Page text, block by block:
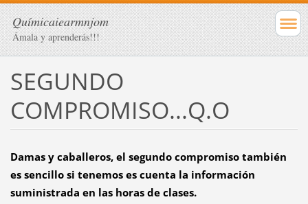
Químicaiearmnjom
Ámala y aprenderás!!!
SEGUNDO
COMPROMISO...Q.O
Damas y caballeros, el segundo compromiso también
es sencillo si tenemos es cuenta la información
suministrada en las horas de clases.